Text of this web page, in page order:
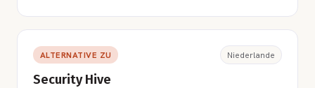
ALTERNATIVE ZU Niederlande
Security Hive